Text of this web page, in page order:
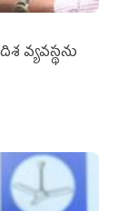
వ్య‌వ‌స్థ‌ను